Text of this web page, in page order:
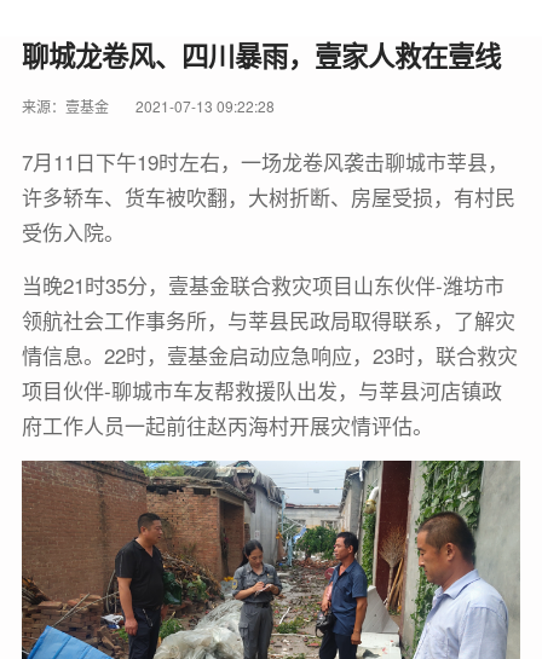
聊城龙卷风、四川暴雨，壹家人救在壹线
来源：壹基金 2021-07-13 09:22:28
7月11日下午19时左右，一场龙卷风袭击聊城市莘县，
许多轿车、货车被吹翻，大树折断、房屋受损，有村民
受伤入院。
当晚21时35分，壹基金联合救灾项目山东伙伴-潍坊市
领航社会工作事务所，与莘县民政局取得联系，了解灾
情信息。22时，壹基金启动应急响应，23时，联合救灾
项目伙伴-聊城市车友帮救援队出发，与莘县河店镇政
府工作人员一起前往赵丙海村开展灾情评估。